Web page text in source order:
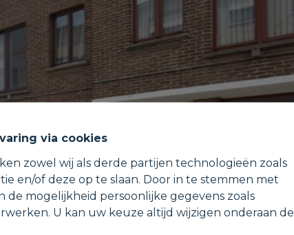
via cookies
zowel wij als derde partijen technologieën zoals
en/of deze op te slaan. Door in te stemmen met
mogelijkheid persoonlijke gegevens zoals
U kan uw keuze altijd wijzigen onderaan de